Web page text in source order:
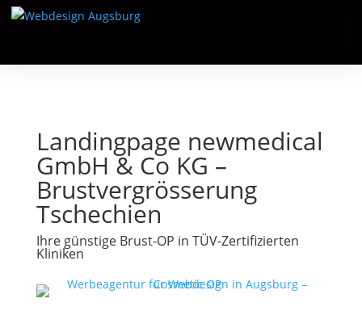
Landingpage newmedical
GmbH & Co KG –
Brustvergrösserung
Tschechien
Ihre günstige Brust-OP in TÜV-Zertifizierten
Kliniken